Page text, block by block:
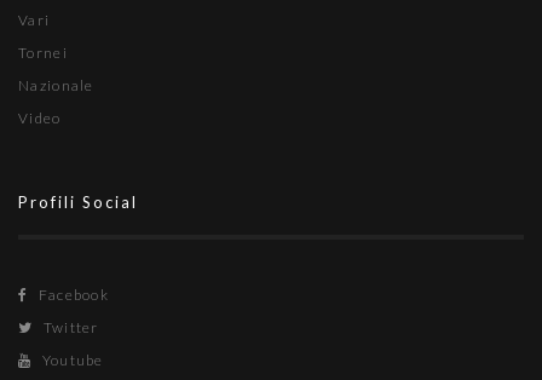
Vari
Tornei
Nazionale
Video
Profili Social
Facebook
Twitter
Youtube